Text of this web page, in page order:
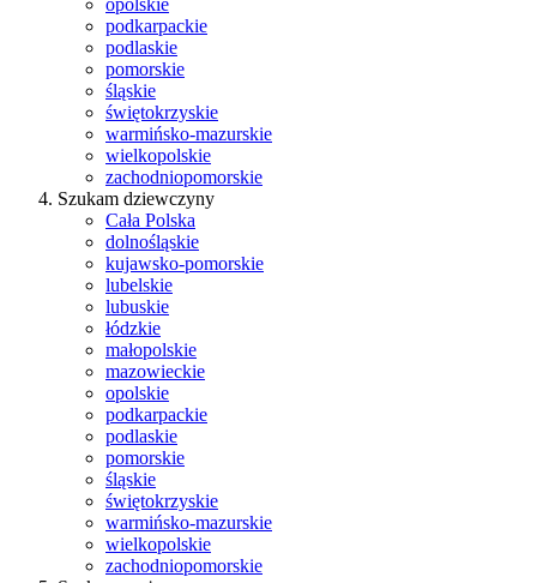
opolskie
podkarpackie
podlaskie
pomorskie
śląskie
świętokrzyskie
warmińsko-mazurskie
wielkopolskie
zachodniopomorskie
Szukam dziewczyny
Cała Polska
dolnośląskie
kujawsko-pomorskie
lubelskie
lubuskie
łódzkie
małopolskie
mazowieckie
opolskie
podkarpackie
podlaskie
pomorskie
śląskie
świętokrzyskie
warmińsko-mazurskie
wielkopolskie
zachodniopomorskie